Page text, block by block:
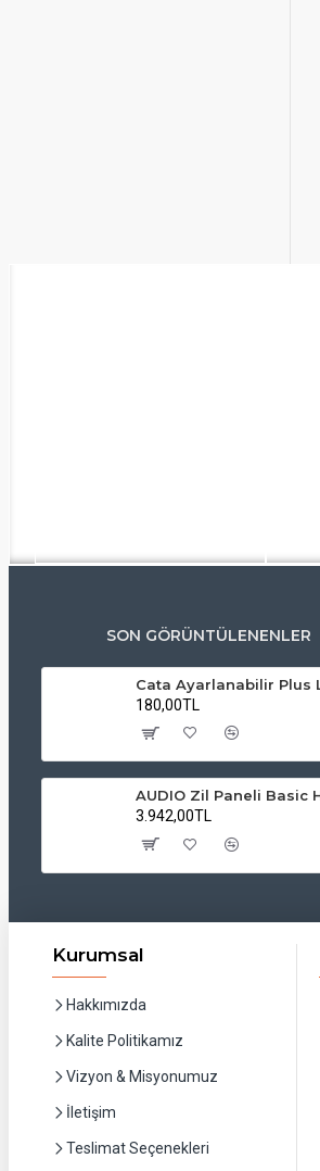
SON GÖRÜNTÜLENENLER
180,00TL
3.942,00TL
Kurumsal
Hakkımızda
Kalite Politikamız
Vizyon & Misyonumuz
İletişim
Teslimat Seçenekleri